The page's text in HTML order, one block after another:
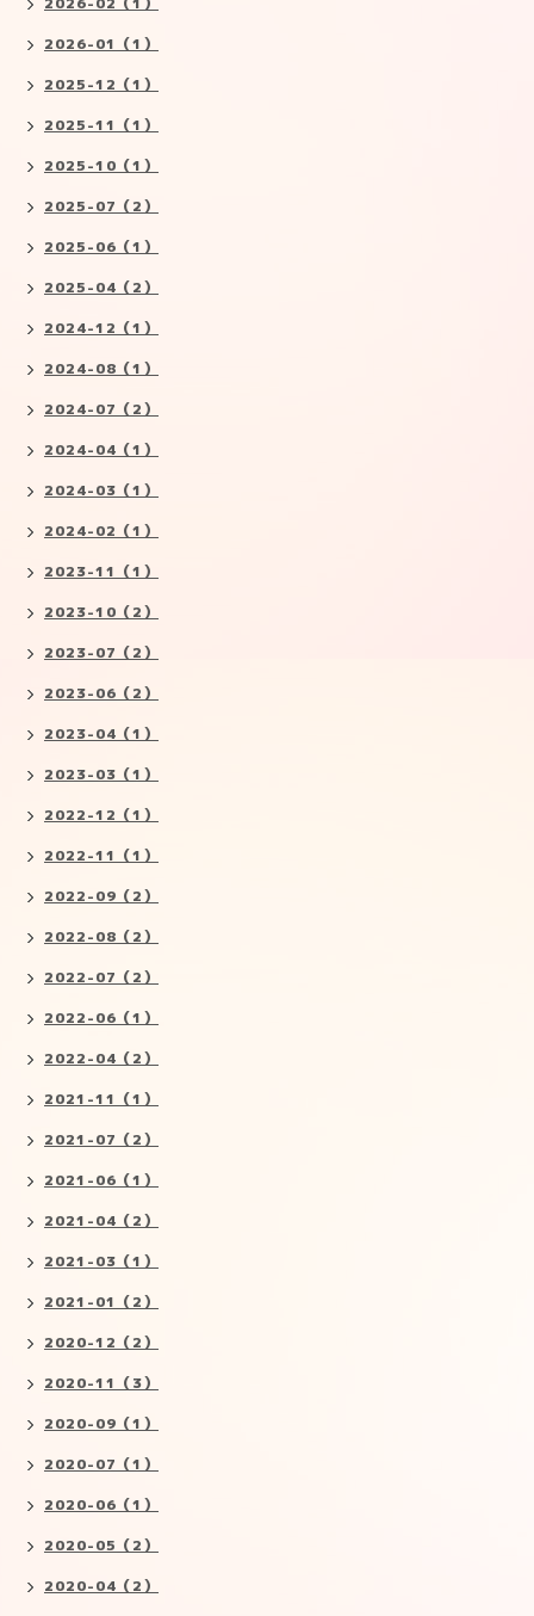
2026-01（1）
2025-12（1）
2025-11（1）
2025-10（1）
2025-07（2）
2025-06（1）
2025-04（2）
2024-12（1）
2024-08（1）
2024-07（2）
2024-04（1）
2024-03（1）
2024-02（1）
2023-11（1）
2023-10（2）
2023-07（2）
2023-06（2）
2023-04（1）
2023-03（1）
2022-12（1）
2022-11（1）
2022-09（2）
2022-08（2）
2022-07（2）
2022-06（1）
2022-04（2）
2021-11（1）
2021-07（2）
2021-06（1）
2021-04（2）
2021-03（1）
2021-01（2）
2020-12（2）
2020-11（3）
2020-09（1）
2020-07（1）
2020-06（1）
2020-05（2）
2020-04（2）